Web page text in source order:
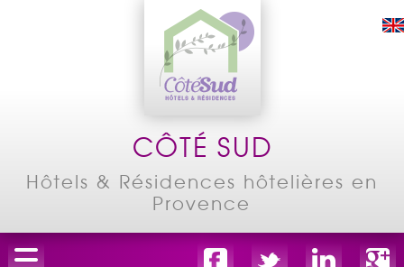
CÔTÉ SUD
Hôtels & Résidences hôtelières en
Provence